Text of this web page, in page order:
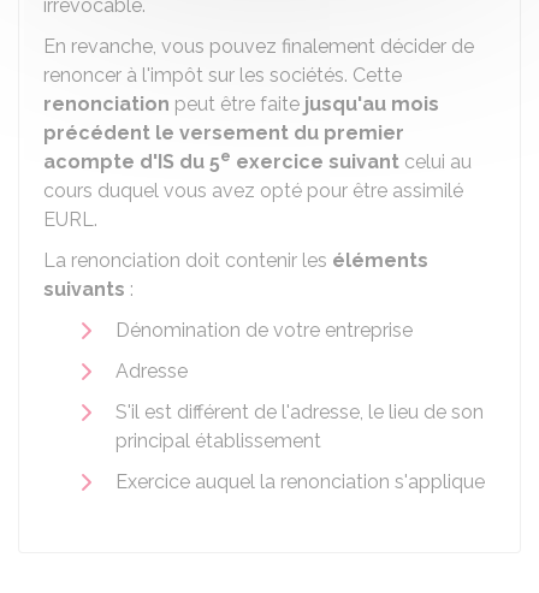
irrévocable.
En revanche, vous pouvez finalement décider de
renoncer à l'impôt sur les sociétés. Cette
renonciation peut être faite jusqu'au mois
précédent le versement du premier
acompte d'IS du 5e exercice suivant celui au
cours duquel vous avez opté pour être assimilé
EURL.
La renonciation doit contenir les éléments
suivants :
Dénomination de votre entreprise
Adresse
S'il est différent de l'adresse, le lieu de son
principal établissement
Exercice auquel la renonciation s'applique